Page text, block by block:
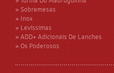
» Sobremesas
» Inox
» Levíssimas
» ADD+ Adicionais De Lanches
» Os Poderosos